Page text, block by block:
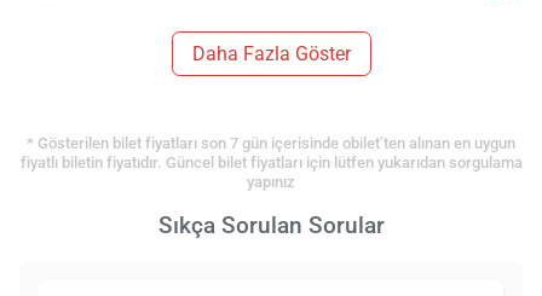
Daha Fazla Göster
* Gösterilen bilet fiyatları son 7 gün içerisinde obilet’ten alınan en uygun
fiyatlı biletin fiyatıdır. Güncel bilet fiyatları için lütfen yukarıdan sorgulama
yapınız
Sıkça Sorulan Sorular